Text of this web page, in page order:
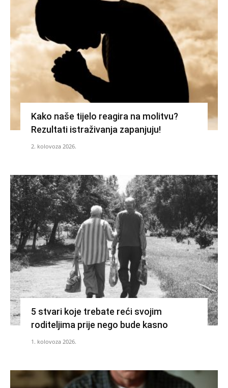
Kako naše tijelo reagira na molitvu?
Rezultati istraživanja zapanjuju!
2. kolovoza 2026.
5 stvari koje trebate reći svojim
roditeljima prije nego bude kasno
1. kolovoza 2026.